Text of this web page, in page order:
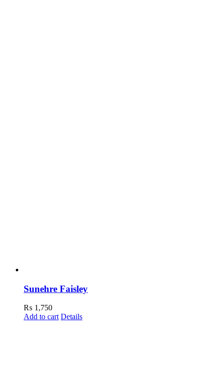
Sunehre Faisley
₨ 1,750
Add to cart Details